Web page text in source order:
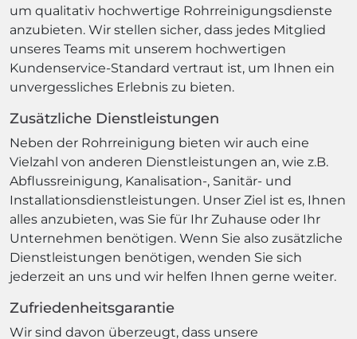
um qualitativ hochwertige Rohrreinigungsdienste
anzubieten. Wir stellen sicher, dass jedes Mitglied
unseres Teams mit unserem hochwertigen
Kundenservice-Standard vertraut ist, um Ihnen ein
unvergessliches Erlebnis zu bieten.
Zusätzliche Dienstleistungen
Neben der Rohrreinigung bieten wir auch eine
Vielzahl von anderen Dienstleistungen an, wie z.B.
Abflussreinigung, Kanalisation-, Sanitär- und
Installationsdienstleistungen. Unser Ziel ist es, Ihnen
alles anzubieten, was Sie für Ihr Zuhause oder Ihr
Unternehmen benötigen. Wenn Sie also zusätzliche
Dienstleistungen benötigen, wenden Sie sich
jederzeit an uns und wir helfen Ihnen gerne weiter.
Zufriedenheitsgarantie
Wir sind davon überzeugt, dass unsere